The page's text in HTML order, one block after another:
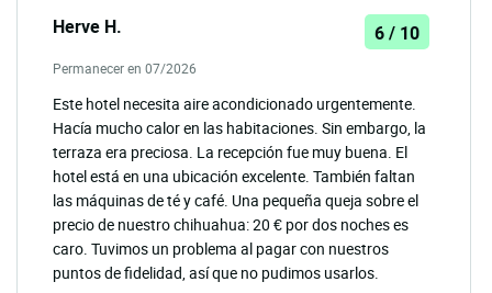
Herve H. 6 / 10
Permanecer en 07/2026
Este hotel necesita aire acondicionado urgentemente.
Hacía mucho calor en las habitaciones. Sin embargo, la
terraza era preciosa. La recepción fue muy buena. El
hotel está en una ubicación excelente. También faltan
las máquinas de té y café. Una pequeña queja sobre el
precio de nuestro chihuahua: 20 € por dos noches es
caro. Tuvimos un problema al pagar con nuestros
puntos de fidelidad, así que no pudimos usarlos.